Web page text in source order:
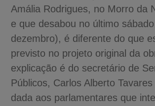
Amália Rodrigues, no Morro da
e que desabou no último
dezembro), é diferente do que
previsto no projeto original da
explicação é do secretário de
Públicos, Carlos Alberto
dada aos parlamentares que